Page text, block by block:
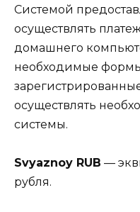
Системой
осуществлять
домашнего
необходимые
осуществлять
системы.
Svyaznoy RUB —
рубля.